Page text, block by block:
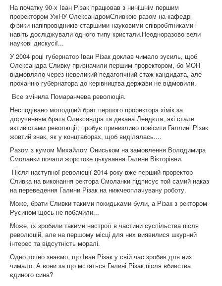
На початку 90-х Іван Різак працював з нинішнім першим
проректором УжНУ ОлександромСливкою разом на кафедрі
фізики напіпровідників старшими науковими співробітниками і
навіть досліджували одного типу кристали.Неодноразово вели
наукові дискусії...
У 2004 році губернатор Іван Різак доклав чимало зусиль, щоб
Олександра Сливку призначили першим проректором, бо МОН
відмовляло через невеликий педагогічний стаж кандидата, але
проханню губернатора до керівництва держави не відмовили.
Все змінила Помаранчева революція.
Несподівано молодший брат першого проректора хімік за
дорученням брата Олександра та декана Лендєла, які стали
активістами революції, пробує принизливо повісити Галлині Різак
жовтий знак, як у концтаборах, щоб виділялась....
Разом з кумом Михайлом Ониськом на замовлення Володимира
Смоланки почали жорстоке цькування Галини Вікторівни.
Після наступної революції 2014 року вже перший проректор
Сливка на виконання ректора Смоланки підписує той самий наказ
на переведення Галини Різак на нижчеоплачувану роботу.
Може, брати Сливки такими покидьками були, а Різак з ректором
Русином щось не побачили...
Може, їх зробили такими настроїї в частини суспільства після
революцій, але на першому місці для них виявилися шкурний
інтерес та відсутність моралі.
Одно точно знаємо, що Іван Різак у свій час зробив для них
чимало. А вони за що мстяться Галині Різак після вбивства
єдиного сина?